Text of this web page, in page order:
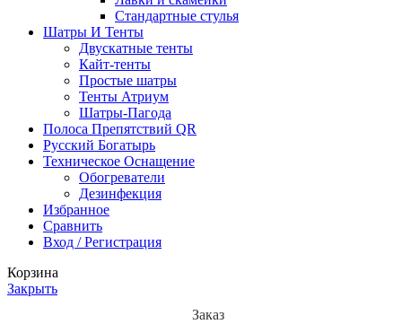
Стандартные стулья
Шатры И Тенты
Двускатные тенты
Кайт-тенты
Простые шатры
Тенты Атриум
Шатры-Пагода
Полоса Препятствий QR
Русский Богатырь
Техническое Оснащение
Обогреватели
Дезинфекция
Избранное
Сравнить
Вход / Регистрация
Корзина
Закрыть
Заказ